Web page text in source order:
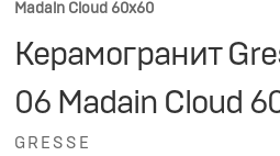
Madain Cloud 60x60
Керамогранит
06 Madain Cloud
GRESSE